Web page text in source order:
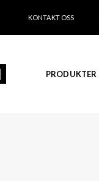
KONTAKT OSS
PRODUKTER